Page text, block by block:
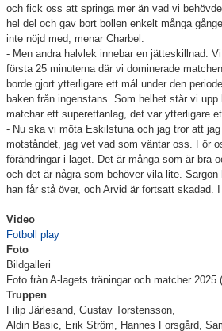
VÅRA LAG/TRÄNARE
GAMLA AIK
och fick oss att springa mer än vad vi
hel del och gav bort bollen enkelt många
inte nöjd med, menar Charbel.
- Men andra halvlek innebar en jätteskillnad.
första 25 minuterna där vi dominerade
borde gjort ytterligare ett mål under den
baken från ingenstans. Som helhet står vi
matchar ett superettanlag, det var ytterligare
- Nu ska vi möta Eskilstuna och jag tror att
motståndet, jag vet vad som väntar oss. För
förändringar i laget. Det är många som är bra
och det är några som behöver vila lite.
han får stå över, och Arvid är fortsatt skadad.
Video
Fotboll play
Foto
Bildgalleri
Foto från A-lagets träningar och matcher 2025
Truppen
Filip Järlesand, Gustav Torstensson,
Aldin Basic, Erik Ström, Hannes Forsgård,